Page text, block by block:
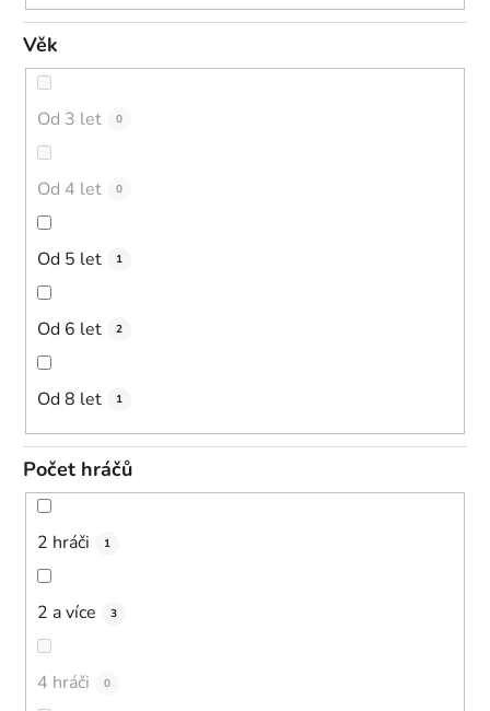
Věk
Od 3 let 0
Od 4 let 0
Od 5 let 1
Od 6 let 2
Od 8 let 1
Počet hráčů
2 hráči 1
2 a více 3
4 hráči 0